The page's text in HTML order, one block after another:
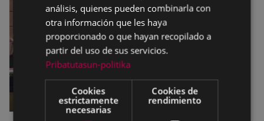
análisis, quienes pueden combinarla con
otra información que les haya
proporcionado o que hayan recopilado a
partir del uso de sus servicios.
Pribatutasun-politika
Cookies
estrictamente
necesarias
Cookies de
rendimiento